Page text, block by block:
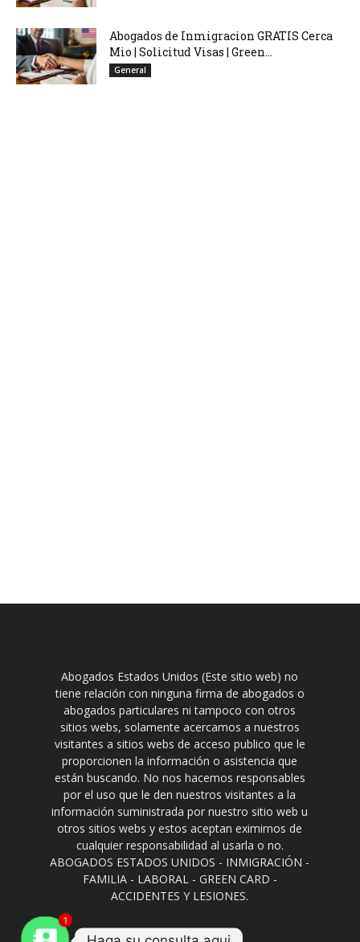
Abogados de Inmigracion GRATIS Cerca
Mio | Solicitud Visas | Green...
General
Abogados Estados Unidos (Este sitio web) no
tiene relación con ninguna firma de abogados o
abogados particulares ni tampoco con otros
sitios webs, solamente acercamos a nuestros
visitantes a sitios webs de acceso publico que le
proporcionen la información o asistencia que
están buscando. No nos hacemos responsables
por el uso que le den nuestros visitantes a la
información suministrada por nuestro sitio web u
otros sitios webs y estos aceptan eximirnos de
cualquier responsabilidad al usarla o no.
ABOGADOS ESTADOS UNIDOS - INMIGRACIÓN -
FAMILIA - LABORAL - GREEN CARD -
ACCIDENTES Y LESIONES.
1